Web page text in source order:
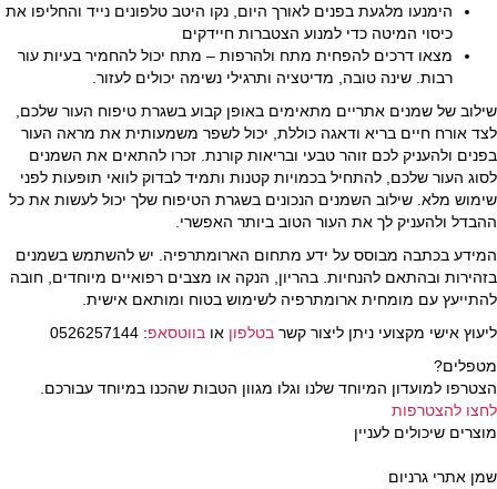
הימנעו מלגעת בפנים לאורך היום, נקו היטב טלפונים נייד והחליפו את
כיסוי המיטה כדי למנוע הצטברות חיידקים
מצאו דרכים להפחית מתח ולהרפות – מתח יכול להחמיר בעיות עור
רבות. שינה טובה, מדיטציה ותרגילי נשימה יכולים לעזור.
שילוב של שמנים אתריים מתאימים באופן קבוע בשגרת טיפוח העור שלכם,
לצד אורח חיים בריא ודאגה כוללת, יכול לשפר משמעותית את מראה העור
בפנים ולהעניק לכם זוהר טבעי ובריאות קורנת. זכרו להתאים את השמנים
לסוג העור שלכם, להתחיל בכמויות קטנות ותמיד לבדוק לוואי תופעות לפני
שימוש מלא. שילוב השמנים הנכונים בשגרת הטיפוח שלך יכול לעשות את כל
ההבדל ולהעניק לך את העור הטוב ביותר האפשרי.
המידע בכתבה מבוסס על ידע מתחום הארומתרפיה. יש להשתמש בשמנים
בזהירות ובהתאם להנחיות. בהריון, הנקה או מצבים רפואיים מיוחדים, חובה
להתייעץ עם מומחית ארומתרפיה לשימוש בטוח ומותאם אישית.
ליעוץ אישי מקצועי ניתן ליצור קשר בטלפון או בווטסאפ: 0526257144
מטפלים?
הצטרפו למועדון המיוחד שלנו וגלו מגוון הטבות שהכנו במיוחד עבורכם.
לחצו להצטרפות
מוצרים שיכולים לעניין
שמן אתרי גרניום